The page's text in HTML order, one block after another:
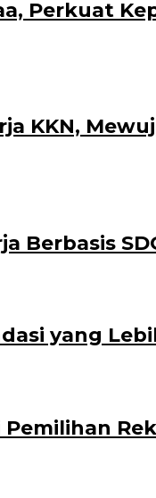
Perkuat
KKN,
Berbasis
yang